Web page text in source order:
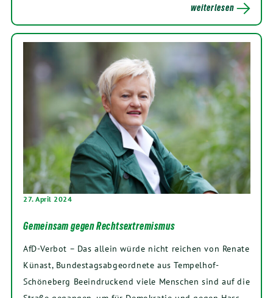
weiterlesen
27. April 2024
Gemeinsam gegen Rechtsextremismus
AfD-Verbot – Das allein würde nicht reichen von Renate
Künast, Bundestagsabgeordnete aus Tempelhof-
Schöneberg Beeindruckend viele Menschen sind auf die